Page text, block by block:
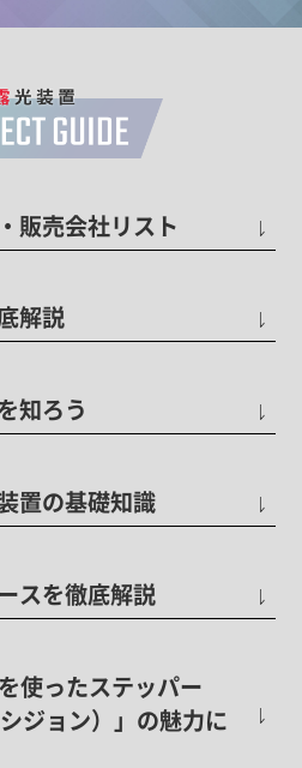
販売会社リスト
解説
知ろう
置の基礎知識
スを徹底解説
使ったステッパー
ジョン）」の魅力に